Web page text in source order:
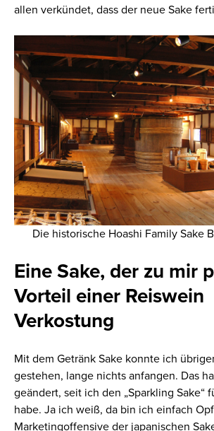
allen verkündet, dass der neue Sake
Die historische Hoashi Family Sake
Eine Sake, der zu mir
Vorteil einer Reiswein
Verkostung
Mit dem Getränk Sake konnte ich
gestehen, lange nichts anfangen. Das
geändert, seit ich den „Sparkling Sake“
habe. Ja ich weiß, da bin ich einfach
Marketingoffensive der japanischen